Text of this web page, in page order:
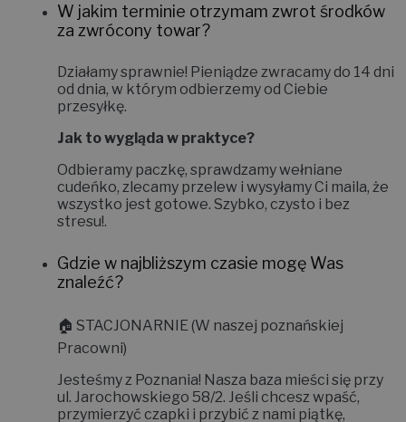
W jakim terminie otrzymam zwrot środków
za zwrócony towar?
Działamy sprawnie! Pieniądze zwracamy do 14 dni
od dnia, w którym odbierzemy od Ciebie
przesyłkę.
Jak to wygląda w praktyce?
Odbieramy paczkę, sprawdzamy wełniane
cudeńko, zlecamy przelew i wysyłamy Ci maila, że
wszystko jest gotowe. Szybko, czysto i bez
stresu!.
Gdzie w najbliższym czasie mogę Was
znaleźć?
🏠 STACJONARNIE (W naszej poznańskiej
Pracowni)
Jesteśmy z Poznania! Nasza baza mieści się przy
ul. Jarochowskiego 58/2. Jeśli chcesz wpaść,
przymierzyć czapki i przybić z nami piątkę,